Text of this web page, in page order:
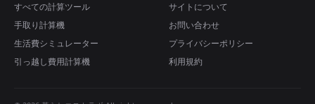
すべての計算ツール
手取り計算機
生活費シミュレーター
引っ越し費用計算機
サイトについて
お問い合わせ
プライバシーポリシー
利用規約